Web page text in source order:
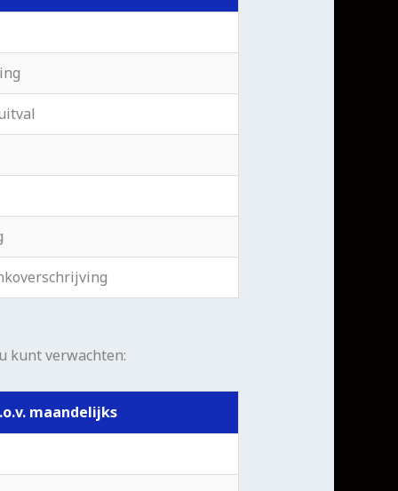
kunt verwachten:
maandelijks